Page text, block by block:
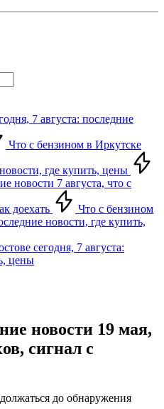
7 августа: последние
Что с бензином в Иркутске
где купить, цены
новости 7 августа, что с
доехать
Что с бензином
новости, где купить,
сегодня, 7 августа:
цены
новости 19 мая,
сигнал с
до обнаружения